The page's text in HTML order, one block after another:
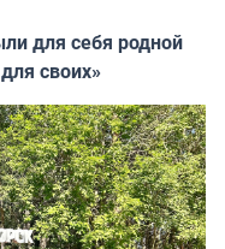
для себя родной
своих»